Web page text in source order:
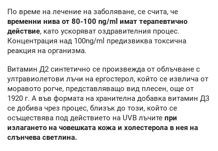
По време на лечение на заболяване, се счита, че
временни нива от 80-100 ng/ml имат терапевтично
действие, като ускоряват оздравителния процес.
Концентрация над 100ng/ml предизвиква токсична
реакция на организма.
Витамин Д2 синтетично се произвежда от облъчване с
ултравиолетови лъчи на ергостерол, който се извлича от
моравото рогче, представляващо вид плесен, още от
1920 г. А във формата на хранителна добавка витамин Д3
се добива чрез процес, близък до този, който се
осъществява под действието на UVB лъчите при
излагането на човешката кожа и холестерола в нея на
слънчева светлина.